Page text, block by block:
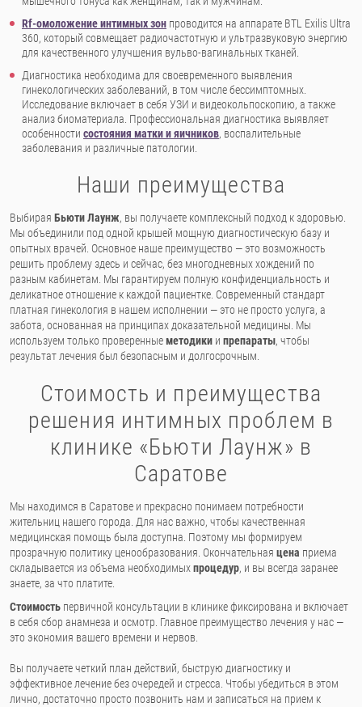
Rf-омоложение интимных зон проводится на аппарате BTL Exilis Ultra
360, который совмещает радиочастотную и ультразвуковую энергию
для качественного улучшения вульво-вагинальных тканей.
Диагностика необходима для своевременного выявления
гинекологических заболеваний, в том числе бессимптомных.
Исследование включает в себя УЗИ и видеокольпоскопию, а также
анализ биоматериала. Профессиональная диагностика выявляет
особенности состояния матки и яичников, воспалительные
заболевания и различные патологии.
Наши преимущества
Выбирая Бьюти Лаунж, вы получаете комплексный подход к здоровью.
Мы объединили под одной крышей мощную диагностическую базу и
опытных врачей. Основное наше преимущество — это возможность
решить проблему здесь и сейчас, без многодневных хождений по
разным кабинетам. Мы гарантируем полную конфиденциальность и
деликатное отношение к каждой пациентке. Современный стандарт
платная гинекология в нашем исполнении — это не просто услуга, а
забота, основанная на принципах доказательной медицины. Мы
используем только проверенныеметодики и препараты, чтобы
результат лечения был безопасным и долгосрочным.
Стоимость и преимущества
решения интимных проблем в
клинике «Бьюти Лаунж» в
Саратове
Мы находимся в Саратове и прекрасно понимаем потребности
жительниц нашего города. Для нас важно, чтобы качественная
медицинская помощь была доступна. Поэтому мы формируем
прозрачную политику ценообразования. Окончательная цена приема
складывается из объема необходимыхпроцедур, и вы всегда заранее
знаете, за что платите.
Стоимость первичной консультации в клинике фиксирована и включает
в себя сбор анамнеза и осмотр. Главное преимущество лечения у нас —
это экономия вашего времени и нервов.
Вы получаете четкий план действий, быструю диагностику и
эффективное лечение без очередей и стресса. Чтобы убедиться в этом
лично, достаточно просто позвонить нам и записаться на прием к